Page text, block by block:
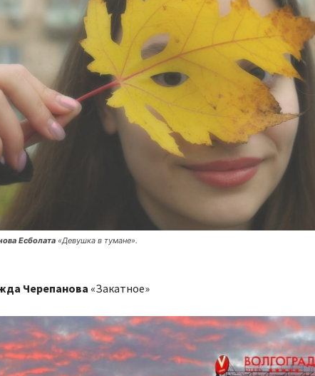
Есболата«Девушка в тумане».
Черепанова «Закатное»